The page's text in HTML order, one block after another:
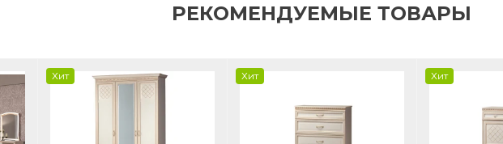
РЕКОМЕНДУЕМЫЕ ТОВАРЫ
Хит Хит Хит